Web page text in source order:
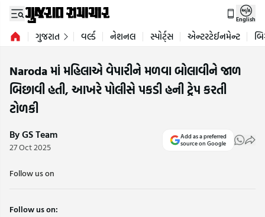
English
ગુજરાત વર્લ્ડ નેશનલ સ્પોર્ટ્સ એન્ટરટેઈનમેન્ટ
Naroda માં મહિલાએ વેપારીને મળવા બોલાવીને જાળ
બિછાવી હતી, આખરે પોલીસે પકડી હની ટ્રેપ કરતી
ટોળકી
By GS Team
27 Oct 2025
Add as a preferred
source on Google
Follow us on
Follow us on: